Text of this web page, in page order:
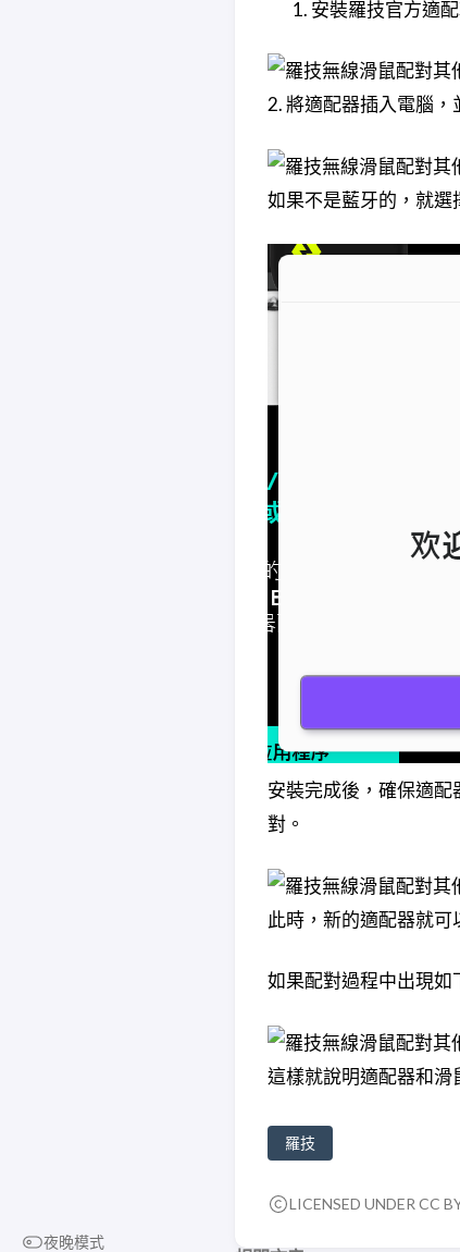
夜晚模式
安裝羅技官方適
2. 將適配器插入電腦，
如果不是藍牙的，就選
安裝完成後，確保適
對。
此時，新的適配器就
如果配對過程中出現如
這樣就說明適配器和滑
羅技
LICENSED UNDER CC